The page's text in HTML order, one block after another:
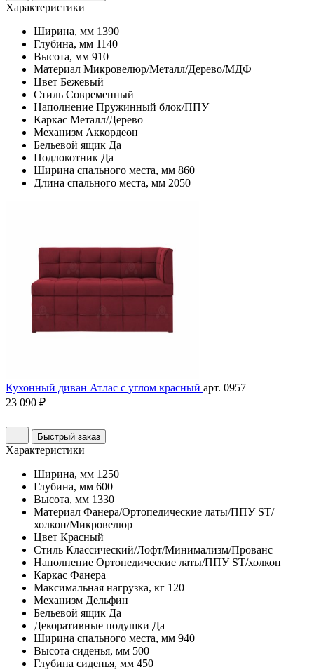
Характеристики
Ширина, мм 1390
Глубина, мм 1140
Высота, мм 910
Материал Микровелюр/Металл/Дерево/МДФ
Цвет Бежевый
Стиль Современный
Наполнение Пружинный блок/ППУ
Каркас Металл/Дерево
Механизм Аккордеон
Бельевой ящик Да
Подлокотник Да
Ширина спального места, мм 860
Длина спального места, мм 2050
Кухонный диван Атлас с углом красный арт. 0957
23 090 ₽
Быстрый заказ
Характеристики
Ширина, мм 1250
Глубина, мм 600
Высота, мм 1330
Материал Фанера/Ортопедические латы/ППУ ST/
холкон/Микровелюр
Цвет Красный
Стиль Классический/Лофт/Минимализм/Прованс
Наполнение Ортопедические латы/ППУ ST/холкон
Каркас Фанера
Максимальная нагрузка, кг 120
Механизм Дельфин
Бельевой ящик Да
Декоративные подушки Да
Ширина спального места, мм 940
Высота сиденья, мм 500
Глубина сиденья, мм 450